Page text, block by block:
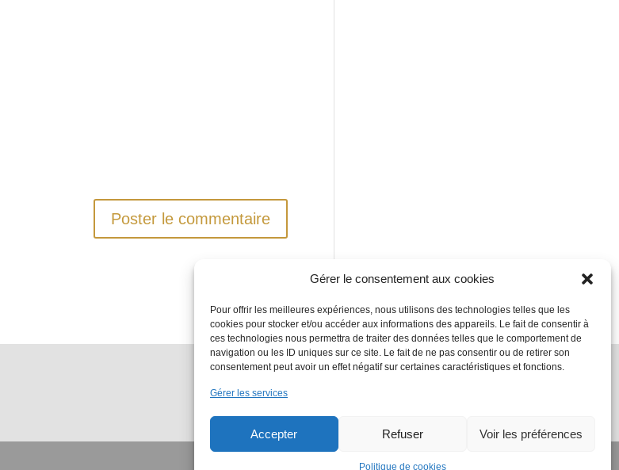
Gérer le consentement aux cookies
Pour offrir les meilleures expériences, nous utilisons des technologies telles que les
cookies pour stocker et/ou accéder aux informations des appareils. Le fait de consentir à
ces technologies nous permettra de traiter des données telles que le comportement de
navigation ou les ID uniques sur ce site. Le fait de ne pas consentir ou de retirer son
consentement peut avoir un effet négatif sur certaines caractéristiques et fonctions.
Gérer les services
Accepter Refuser Voir les préférences
Politique de cookies